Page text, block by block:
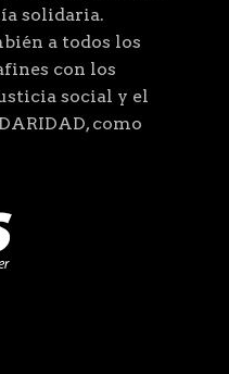
solidaria.
a todos los
con los
social y el
como